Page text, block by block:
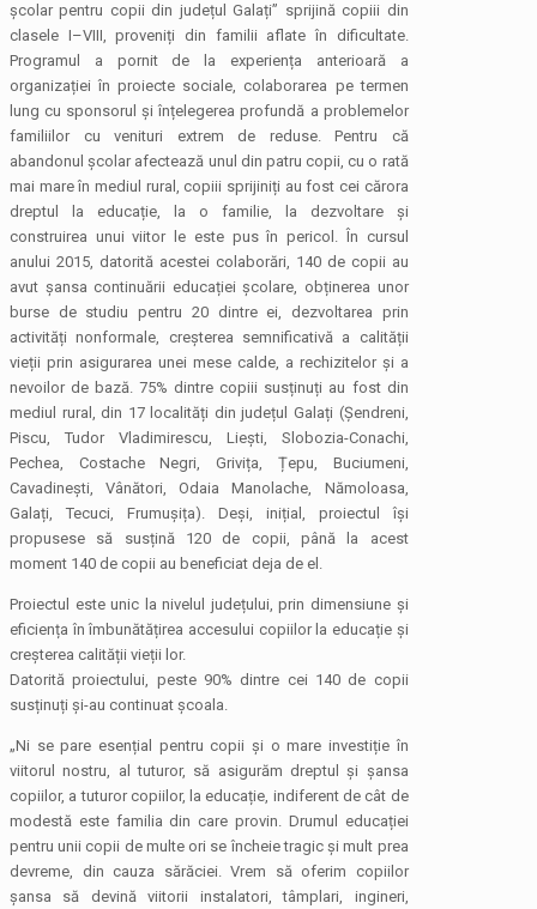
școlar pentru copii din județul Galați” sprijină copiii din
clasele I–VIII, proveniți din familii aflate în dificultate.
Programul a pornit de la experiența anterioară a
organizației în proiecte sociale, colaborarea pe termen
lung cu sponsorul și înțelegerea profundă a problemelor
familiilor cu venituri extrem de reduse. Pentru că
abandonul școlar afectează unul din patru copii, cu o rată
mai mare în mediul rural, copiii sprijiniți au fost cei cărora
dreptul la educație, la o familie, la dezvoltare și
construirea unui viitor le este pus în pericol. În cursul
anului 2015, datorită acestei colaborări, 140 de copii au
avut șansa continuării educației școlare, obținerea unor
burse de studiu pentru 20 dintre ei, dezvoltarea prin
activități nonformale, creșterea semnificativă a calității
vieții prin asigurarea unei mese calde, a rechizitelor și a
nevoilor de bază. 75% dintre copiii susținuți au fost din
mediul rural, din 17 localități din județul Galați (Șendreni,
Piscu, Tudor Vladimirescu, Liești, Slobozia-Conachi,
Pechea, Costache Negri, Grivița, Țepu, Buciumeni,
Cavadinești, Vânători, Odaia Manolache, Nămoloasa,
Galați, Tecuci, Frumușița). Deși, inițial, proiectul își
propusese să susțină 120 de copii, până la acest
moment 140 de copii au beneficiat deja de el.
Proiectul este unic la nivelul județului, prin dimensiune și
eficiența în îmbunătățirea accesului copiilor la educație și
creșterea calității vieții lor.
Datorită proiectului, peste 90% dintre cei 140 de copii
susținuți și-au continuat școala.
„Ni se pare esențial pentru copii și o mare investiție în
viitorul nostru, al tuturor, să asigurăm dreptul și șansa
copiilor, a tuturor copiilor, la educație, indiferent de cât de
modestă este familia din care provin. Drumul educației
pentru unii copii de multe ori se încheie tragic și mult prea
devreme, din cauza sărăciei. Vrem să oferim copiilor
șansa să devină viitorii instalatori, tâmplari, ingineri,